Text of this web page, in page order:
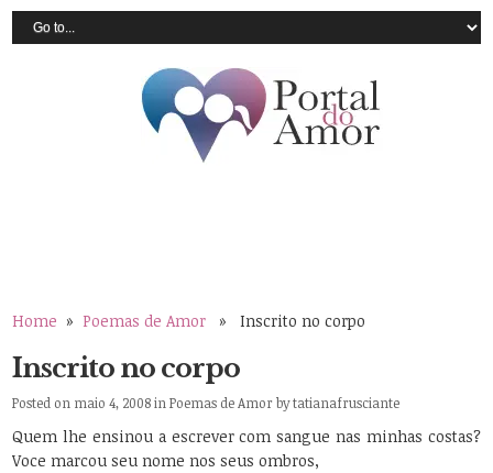
Home » Poemas de Amor » Inscrito no corpo
Inscrito no corpo
Posted on maio 4, 2008 inPoemas de Amorbytatianafrusciante
Quem lhe ensinou a escrever com sangue nas minhas costas?
Voce marcou seu nome nos seus ombros,